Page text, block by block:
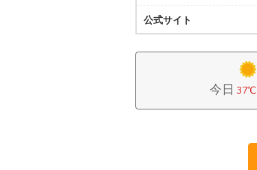
公式サイト
今日 37℃